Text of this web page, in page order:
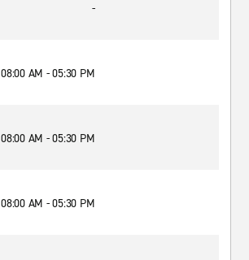
-
08:00 AM - 05:30 PM
08:00 AM - 05:30 PM
08:00 AM - 05:30 PM